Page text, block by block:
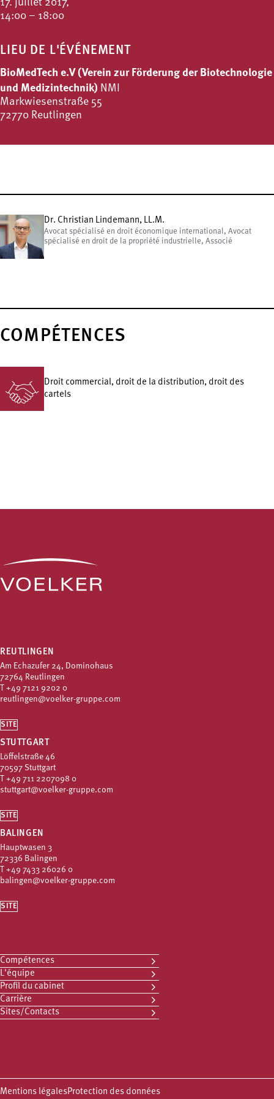
17. juillet 2017,
14:00 – 18:00
LIEU DE L'ÉVÉNEMENT
BioMedTech e.V (Verein zur Förderung der Biotechnologie
und Medizintechnik) NMI
Markwiesenstraße 55
72770 Reutlingen
Dr. Christian Lindemann, LL.M.
Avocat spécialisé en droit économique international, Avocat
spécialisé en droit de la propriété industrielle, Associé
COMPÉTENCES
Droit commercial, droit de la distribution, droit des
cartels
REUTLINGEN
Am Echazufer 24, Dominohaus
72764 Reutlingen
T +49 7121 9202 0
reutlingen@voelker-gruppe.com
SITE
STUTTGART
Löffelstraße 46
70597 Stuttgart
T +49 711 2207098 0
stuttgart@voelker-gruppe.com
SITE
BALINGEN
Hauptwasen 3
72336 Balingen
T +49 7433 26026 0
balingen@voelker-gruppe.com
SITE
Compétences
L'équipe
Profil du cabinet
Carrière
Sites/Contacts
Mentions légalesProtection des données